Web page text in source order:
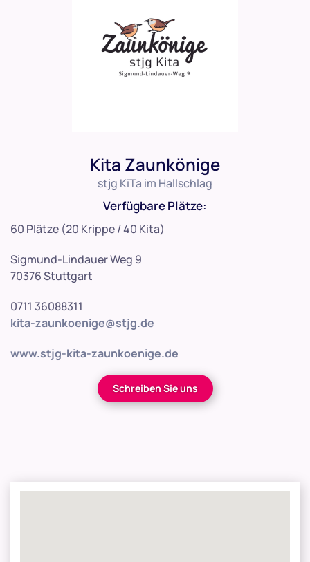
Kita Zaunkönige
stjg KiTa im Hallschlag
Verfügbare Plätze:
60 Plätze (20 Krippe / 40 Kita)
Sigmund-Lindauer Weg 9
70376 Stuttgart
0711 36088311
kita-zaunkoenige@stjg.de
www.stjg-kita-zaunkoenige.de
Schreiben Sie uns